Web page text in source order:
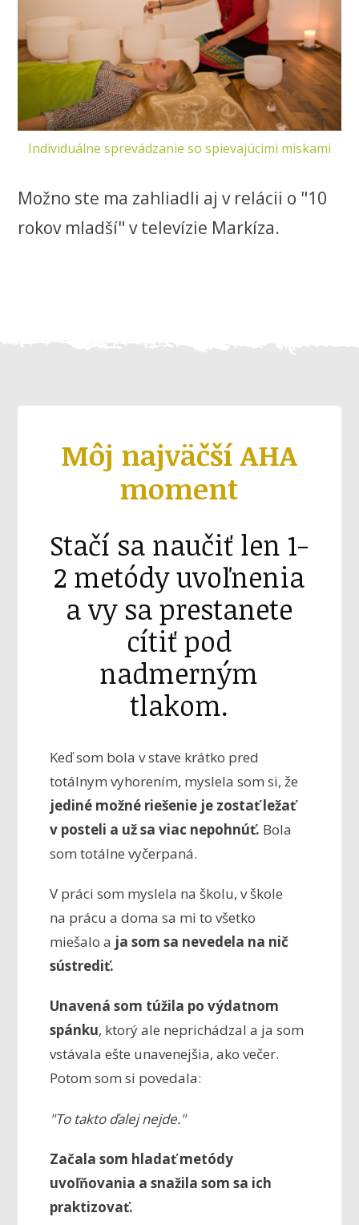
Individuálne sprevádzanie so spievajúcimi miskami
Možno ste ma zahliadli aj v relácii o "10
rokov mladší" v televízie Markíza.
Môj najväčší AHA
moment
Stačí sa naučiť len 1-
2 metódy uvoľnenia
a vy sa prestanete
cítiť pod
nadmerným
tlakom.
Keď som bola v stave krátko pred
totálnym vyhorením, myslela som si, že
jediné možné riešenie je zostať ležať
v posteli a už sa viac nepohnúť. Bola
som totálne vyčerpaná.
V práci som myslela na školu, v škole
na prácu a doma sa mi to všetko
miešalo a ja som sa nevedela na nič
sústrediť.
Unavená som túžila po výdatnom
spánku, ktorý ale neprichádzal a ja som
vstávala ešte unavenejšia, ako večer.
Potom som si povedala:
"To takto ďalej nejde."
Začala som hladať metódy
uvoľňovania a snažila som sa ich
praktizovať.